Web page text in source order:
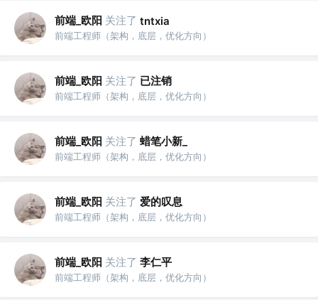
前端_欧阳 关注了 tntxia
前端工程师（架构，底层，优化方向）
前端_欧阳 关注了 已注销
前端工程师（架构，底层，优化方向）
前端_欧阳 关注了 蜡笔小新_
前端工程师（架构，底层，优化方向）
前端_欧阳 关注了 爱的叹息
前端工程师（架构，底层，优化方向）
前端_欧阳 关注了 李仁平
前端工程师（架构，底层，优化方向）